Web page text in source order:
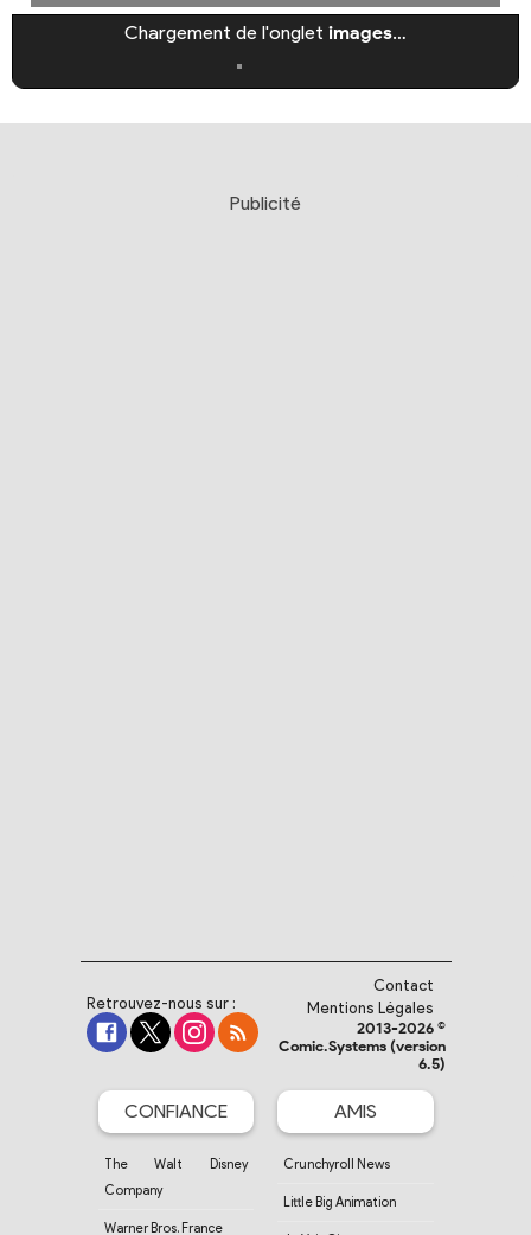
Chargement de l'onglet images…
Publicité
Retrouvez-nous sur :
Contact
Mentions Légales
2013-2026 ©
Comic.Systems (version
6.5)
CONFIANCE
The Walt Disney
Company
Warner Bros. France
AMIS
Crunchyroll News
Little Big Animation